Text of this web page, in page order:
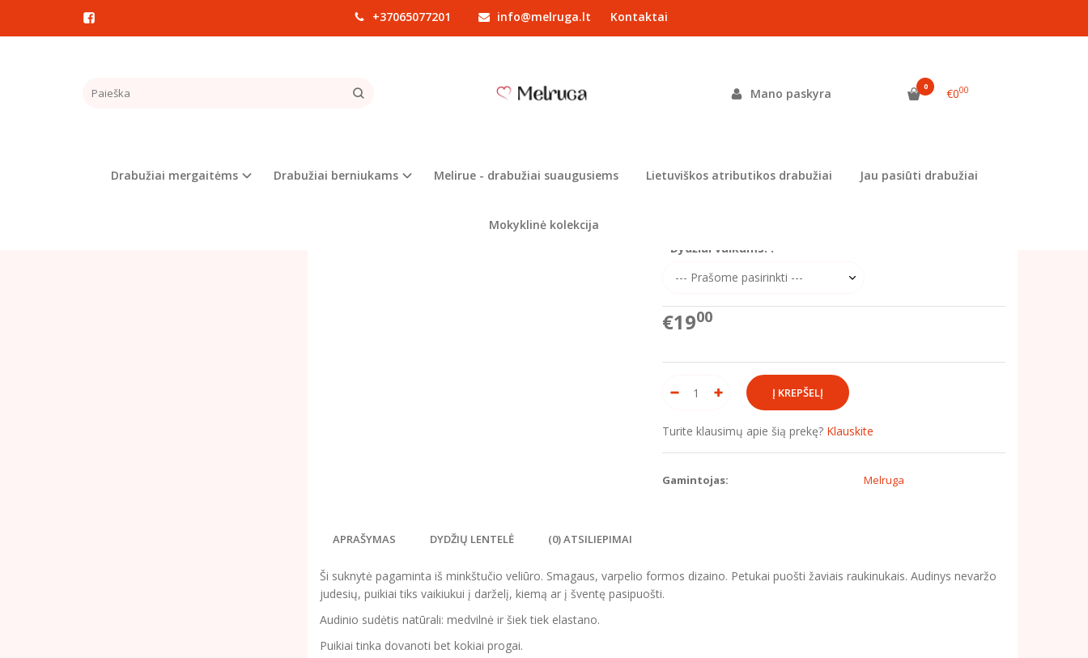
+37065077201 info@melruga.lt Kontaktai
Mano paskyra 0 €000
Drabužiai mergaitėms Drabužiai berniukams Melirue - drabužiai suaugusiems Lietuviškos atributikos drabužiai Jau pasiūti drabužiai
Mokyklinė kolekcija
Formuodami užsakymą komentaruose nurodykite pageidaujamą
Dydžiai vaikams: :
€1900
Turite klausimų apie šią prekę? Klauskite
Gamintojas: Melruga
APRAŠYMAS DYDŽIŲ LENTELĖ (0) ATSILIEPIMAI
Ši suknytė pagaminta iš minkštučio veliūro. Smagaus, varpelio formos dizaino. Petukai puošti žaviais raukinukais. Audinys nevaržo
judesių, puikiai tiks vaikiukui į darželį, kiemą ar į šventę pasipuošti.
Audinio sudėtis natūrali: medvilnė ir šiek tiek elastano.
Puikiai tinka dovanoti bet kokiai progai.